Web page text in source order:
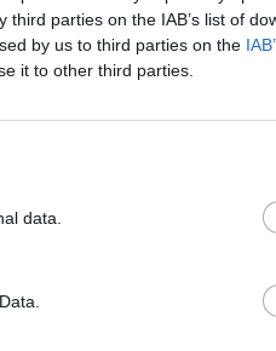
parties on the IAB’s list of
by us to third parties on the
it to other third parties.
data.
Βραβείο Β΄
Βραβείο
Β΄
όσους βοήθησαν
μας δίνει
την οποία